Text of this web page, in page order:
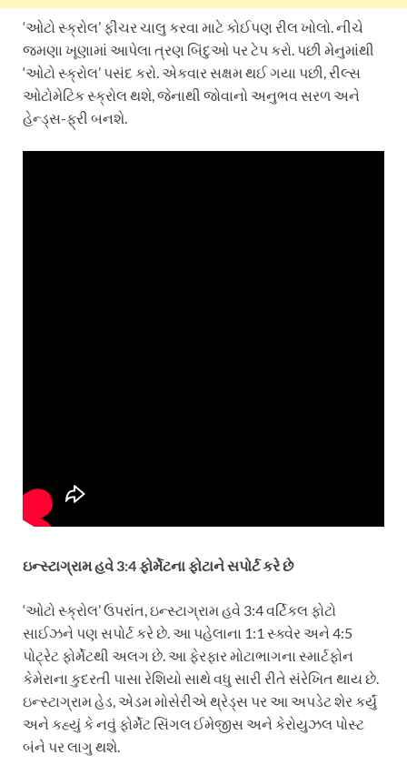
‘ઓટો સ્ક્રોલ’ ફીચર ચાલુ કરવા માટે કોઈપણ રીલ ખોલો. નીચે
જમણા ખૂણામાં આપેલા ત્રણ બિંદુઓ પર ટેપ કરો. પછી મેનુમાંથી
‘ઓટો સ્ક્રોલ’ પસંદ કરો. એકવાર સક્ષમ થઈ ગયા પછી, રીલ્સ
ઓટોમેટિક સ્ક્રોલ થશે, જેનાથી જોવાનો અનુભવ સરળ અને
હેન્ડ્સ-ફ્રી બનશે.
ઇન્સ્ટાગ્રામ હવે 3:4 ફોર્મેટના ફોટાને સપોર્ટ કરે છે
‘ઓટો સ્ક્રોલ’ ઉપરાંત, ઇન્સ્ટાગ્રામ હવે 3:4 વર્ટિકલ ફોટો
સાઈઝને પણ સપોર્ટ કરે છે. આ પહેલાના 1:1 સ્ક્વેર અને 4:5
પોટ્રેટ ફોર્મેટથી અલગ છે. આ ફેરફાર મોટાભાગના સ્માર્ટફોન
કેમેરાના કુદરતી પાસા રેશિયો સાથે વધુ સારી રીતે સંરેખિત થાય છે.
ઇન્સ્ટાગ્રામ હેડ, એડમ મોસેરીએ થ્રેડ્સ પર આ અપડેટ શેર કર્યું
અને કહ્યું કે નવું ફોર્મેટ સિંગલ ઈમેજીસ અને કેરોયુઝલ પોસ્ટ
બંને પર લાગુ થશે.